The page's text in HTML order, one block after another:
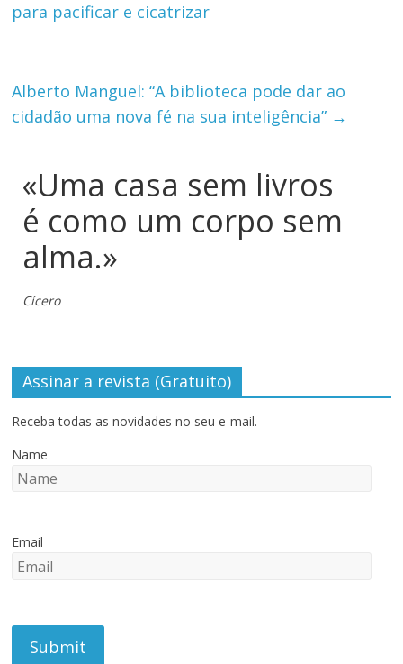
para pacificar e cicatrizar
Alberto Manguel: “A biblioteca pode dar ao
cidadão uma nova fé na sua inteligência” →
«Uma casa sem livros
é como um corpo sem
alma.»
Cícero
Assinar a revista (Gratuito)
Receba todas as novidades no seu e-mail.
Name
Email